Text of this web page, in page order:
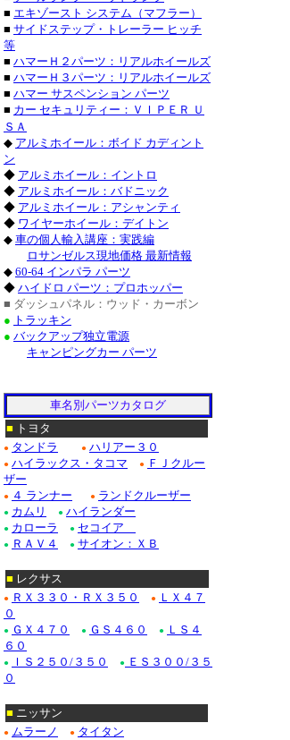
■ エキゾースト システム（マフラー）
■ サイドステップ・トレーラー ヒッチ
等
■ ハマーＨ２パーツ：リアルホイールズ
■ ハマーＨ３パーツ：リアルホイールズ
■ ハマー サスペンション パーツ
■ カー セキュリティー：ＶＩＰＥＲ Ｕ
ＳＡ
◆ アルミホイール：ボイド カディント
ン
◆ アルミホイール：イントロ
◆ アルミホイール：バドニック
◆ アルミホイール：アシャンティ
◆ ワイヤーホイール：デイトン
◆ 車の個人輸入講座：実践編
ロサンゼルス現地価格 最新情報
◆ 60-64 インパラ パーツ
◆ ハイドロ パーツ：プロホッパー
■ ダッシュパネル：ウッド・カーボン
● トラッキン
● バックアップ独立電源
キャンピングカー パーツ
車名別パーツカタログ
■ トヨタ
● タンドラ ● ハリアー３０
● ハイラックス・タコマ ●
ＦＪクルー
ザー
● ４ ランナー ● ランドクルーザー
● カムリ ● ハイランダー
● カローラ ● セコイア
● ＲＡＶ４ ● サイオン：ＸＢ
■ レクサス
● ＲＸ３３０・ＲＸ３５０ ●
ＬＸ４７
０
● ＧＸ４７０ ● ＧＳ４６０ ●
ＬＳ４
６０
● ＩＳ２５０/３５０ ●
ＥＳ３００/３５
０
■ ニッサン
● ムラーノ ● タイタン